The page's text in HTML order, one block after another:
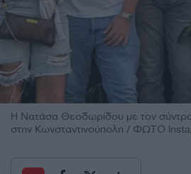
Η Νατάσα Θεοδωρίδου με τον
στην Κωνσταντινούπολη / ΦΩΤΟ